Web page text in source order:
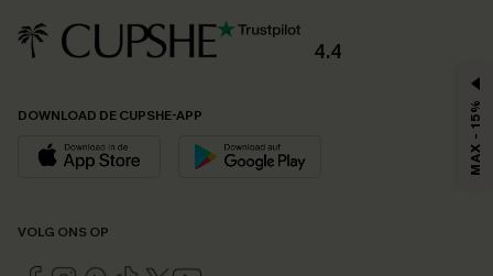
4.4
DOWNLOAD DE CUPSHE-APP
VOLG ONS OP
MAX - 15%